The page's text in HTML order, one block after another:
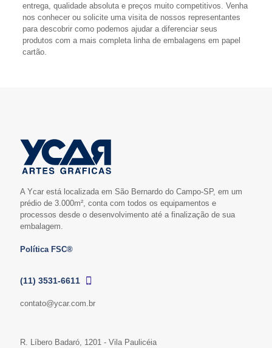
entrega, qualidade absoluta e preços muito competitivos. Venha
nos conhecer ou solicite uma visita de nossos representantes
para descobrir como podemos ajudar a diferenciar seus
produtos com a mais completa linha de embalagens em papel
cartão.
A Ycar está localizada em São Bernardo do Campo-SP, em um
prédio de 3.000m², conta com todos os equipamentos e
processos desde o desenvolvimento até a finalização de sua
embalagem.
Política FSC®
(11) 3531-6611
contato@ycar.com.br
R. Líbero Badaró, 1201 - Vila Paulicéia